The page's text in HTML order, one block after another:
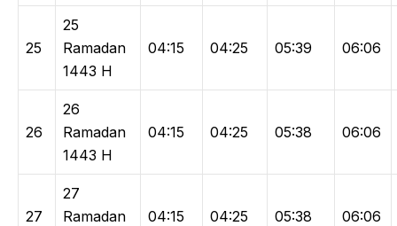
25
25
Ramadan
1443 H
04:15 04:25 05:39 06:06
26
26
Ramadan
1443 H
04:15 04:25 05:38 06:06
27
27
Ramadan
04:15 04:25 05:38 06:06